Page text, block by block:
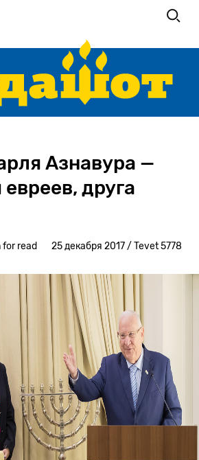
Азнавура —
друга
25 декабря 2017 / Tevet 5778
for read